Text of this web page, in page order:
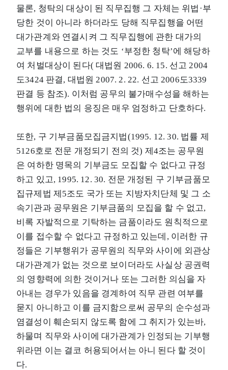
물론, 청탁의 대상이 된 직무집행 그 자체는 위법·부
당한 것이 아니라 하더라도 당해 직무집행을 어떤
대가관계와 연결시켜 그 직무집행에 관한 대가의
교부를 내용으로 하는 것도 ‘부정한 청탁’에 해당하
여 처벌대상이 된다( 대법원 2006. 6. 15. 선고 2004
도3424 판결, 대법원 2007. 2. 22. 선고 2006도3339
판결 등 참조). 이처럼 공무의 불가매수성을 해하는
행위에 대한 법의 응징은 매우 엄정하고 단호하다.
또한, 구 기부금품모집금지법(1995. 12. 30. 법률 제
5126호로 전문 개정되기 전의 것) 제4조는 공무원
은 여하한 명목의 기부금도 모집할 수 없다고 규정
하고 있고, 1995. 12. 30. 전문 개정된 구 기부금품모
집규제법 제5조도 국가 또는 지방자치단체 및 그 소
속기관과 공무원은 기부금품의 모집을 할 수 없고,
비록 자발적으로 기탁하는 금품이라도 원칙적으로
이를 접수할 수 없다고 규정하고 있는데, 이러한 규
정들은 기부행위가 공무원의 직무와 사이에 외관상
대가관계가 없는 것으로 보이더라도 사실상 공권력
의 영향력에 의한 것이거나 또는 그러한 의심을 자
아내는 경우가 있음을 경계하여 직무 관련 여부를
묻지 아니하고 이를 금지함으로써 공무의 순수성과
염결성이 훼손되지 않도록 함에 그 취지가 있는바,
하물며 직무와 사이에 대가관계가 인정되는 기부행
위라면 이는 결코 허용되어서는 아니 된다 할 것이
다.